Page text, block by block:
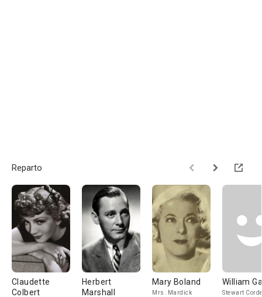
Reparto
Claudette
Colbert
Herbert
Marshall
Mary Boland
Mrs. Mardick
William
Stewart